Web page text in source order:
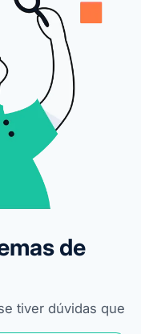
de
tiver dúvidas que